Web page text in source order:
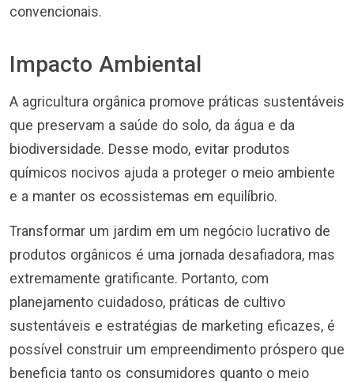
convencionais.
Impacto Ambiental
A agricultura orgânica promove práticas sustentáveis
que preservam a saúde do solo, da água e da
biodiversidade. Desse modo, evitar produtos
químicos nocivos ajuda a proteger o meio ambiente
e a manter os ecossistemas em equilíbrio.
Transformar um jardim em um negócio lucrativo de
produtos orgânicos é uma jornada desafiadora, mas
extremamente gratificante. Portanto, com
planejamento cuidadoso, práticas de cultivo
sustentáveis e estratégias de marketing eficazes, é
possível construir um empreendimento próspero que
beneficia tanto os consumidores quanto o meio